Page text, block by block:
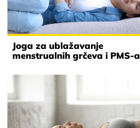
Joga za ublažavanje
menstrualnih grčeva i PMS-a